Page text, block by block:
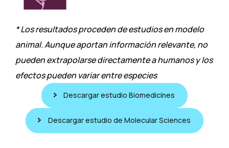
* Los resultados proceden de estudios en modelo
animal. Aunque aportan información relevante, no
pueden extrapolarse directamente a humanos y los
efectos pueden variar entre especies
Descargar estudio Biomedicines
Descargar estudio de Molecular Sciences